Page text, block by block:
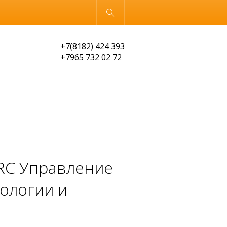
Обычная версия
+7(8182) 424 393
+7965 732 02 72
Управление
и